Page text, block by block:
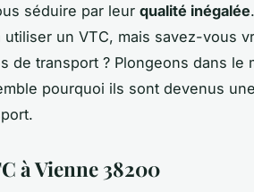
séduire par leur qualité inégalée
un VTC, mais savez-vous
de transport ? Plongeons dans le
pourquoi ils sont devenus
à Vienne 38200